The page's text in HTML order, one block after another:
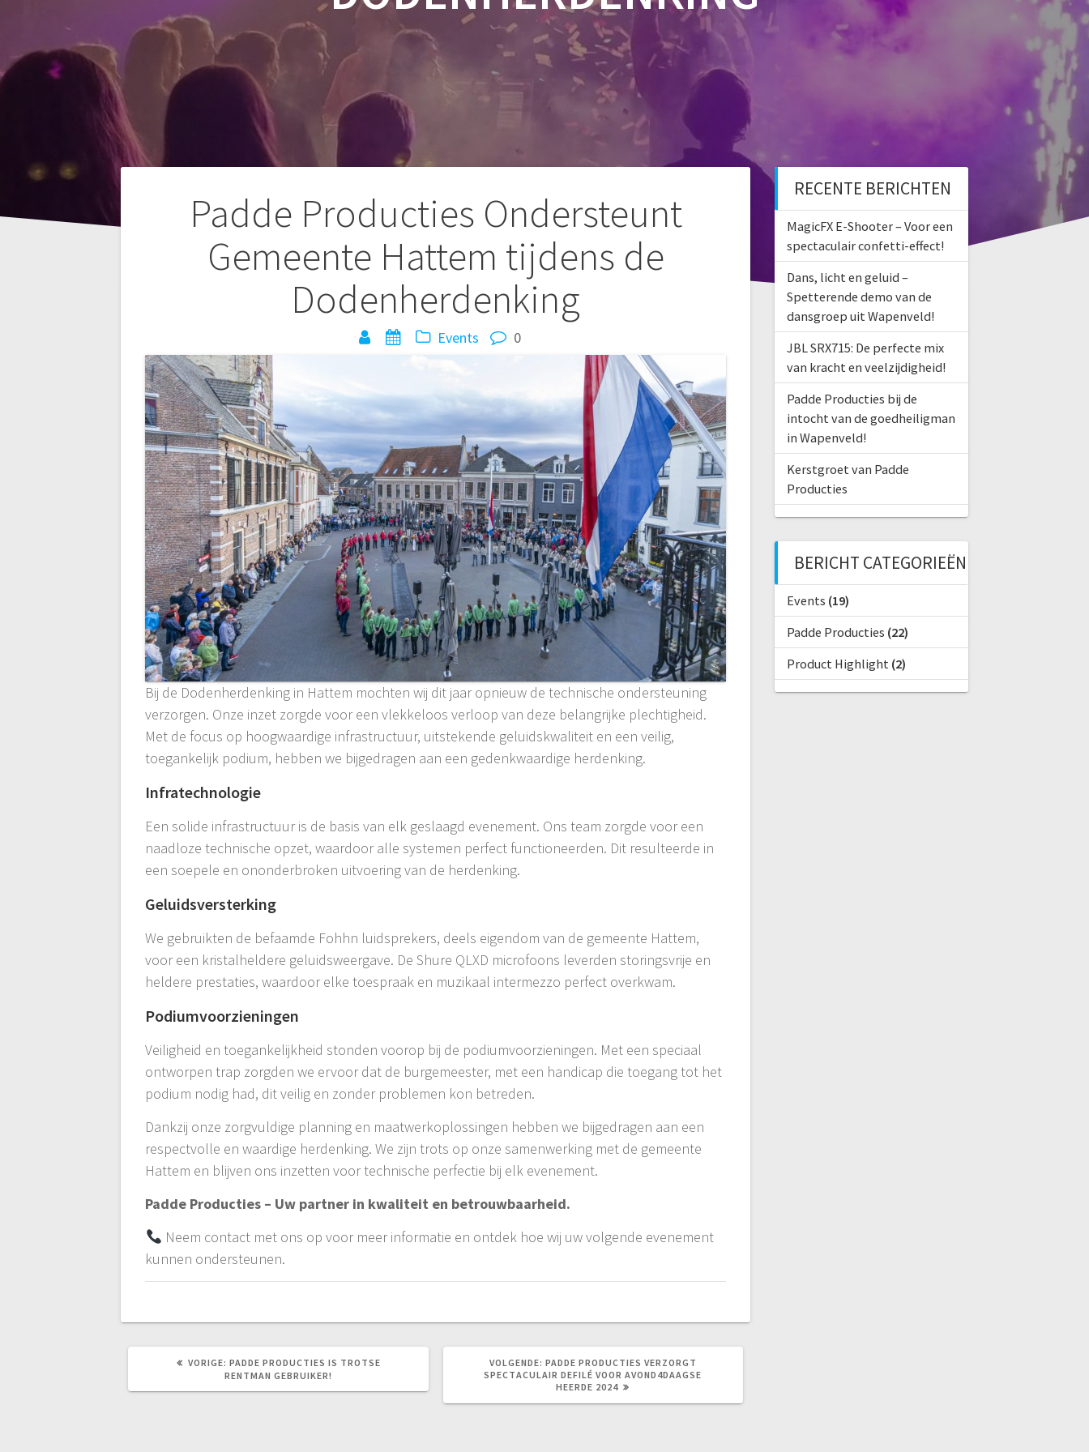
Padde Producties Ondersteunt
Gemeente Hattem tijdens de
Dodenherdenking
Events 0
Bij de Dodenherdenking in Hattem mochten wij dit jaar opnieuw de technische ondersteuning
verzorgen. Onze inzet zorgde voor een vlekkeloos verloop van deze belangrijke plechtigheid.
Met de focus op hoogwaardige infrastructuur, uitstekende geluidskwaliteit en een veilig,
toegankelijk podium, hebben we bijgedragen aan een gedenkwaardige herdenking.
Infratechnologie
Een solide infrastructuur is de basis van elk geslaagd evenement. Ons team zorgde voor een
naadloze technische opzet, waardoor alle systemen perfect functioneerden. Dit resulteerde in
een soepele en ononderbroken uitvoering van de herdenking.
Geluidsversterking
We gebruikten de befaamde Fohhn luidsprekers, deels eigendom van de gemeente Hattem,
voor een kristalheldere geluidsweergave. De Shure QLXD microfoons leverden storingsvrije en
heldere prestaties, waardoor elke toespraak en muzikaal intermezzo perfect overkwam.
Podiumvoorzieningen
Veiligheid en toegankelijkheid stonden voorop bij de podiumvoorzieningen. Met een speciaal
ontworpen trap zorgden we ervoor dat de burgemeester, met een handicap die toegang tot het
podium nodig had, dit veilig en zonder problemen kon betreden.
Dankzij onze zorgvuldige planning en maatwerkoplossingen hebben we bijgedragen aan een
respectvolle en waardige herdenking. We zijn trots op onze samenwerking met de gemeente
Hattem en blijven ons inzetten voor technische perfectie bij elk evenement.
Padde Producties – Uw partner in kwaliteit en betrouwbaarheid.
Neem contact met ons op voor meer informatie en ontdek hoe wij uw volgende evenement
kunnen ondersteunen.
Bericht
navigatie
VORIGE: VORIG
BERICHT:
PADDE PRODUCTIES IS TROTSE
RENTMAN GEBRUIKER!
VOLGENDE: VOLGEND
BERICHT:
PADDE PRODUCTIES VERZORGT
SPECTACULAIR DEFILÉ VOOR AVOND4DAAGSE
HEERDE 2024
RECENTE BERICHTEN
MagicFX E-Shooter – Voor een
spectaculair confetti-effect!
Dans, licht en geluid –
Spetterende demo van de
dansgroep uit Wapenveld!
JBL SRX715: De perfecte mix
van kracht en veelzijdigheid!
Padde Producties bij de
intocht van de goedheiligman
in Wapenveld!
Kerstgroet van Padde
Producties
BERICHT CATEGORIEËN
Events (19)
Padde Producties (22)
Product Highlight(2)